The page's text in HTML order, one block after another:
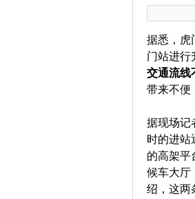
据悉，虎
门站进行
交通流线
带来不便
据现场记
时的进站
的高架平
候车大厅
绍，这两